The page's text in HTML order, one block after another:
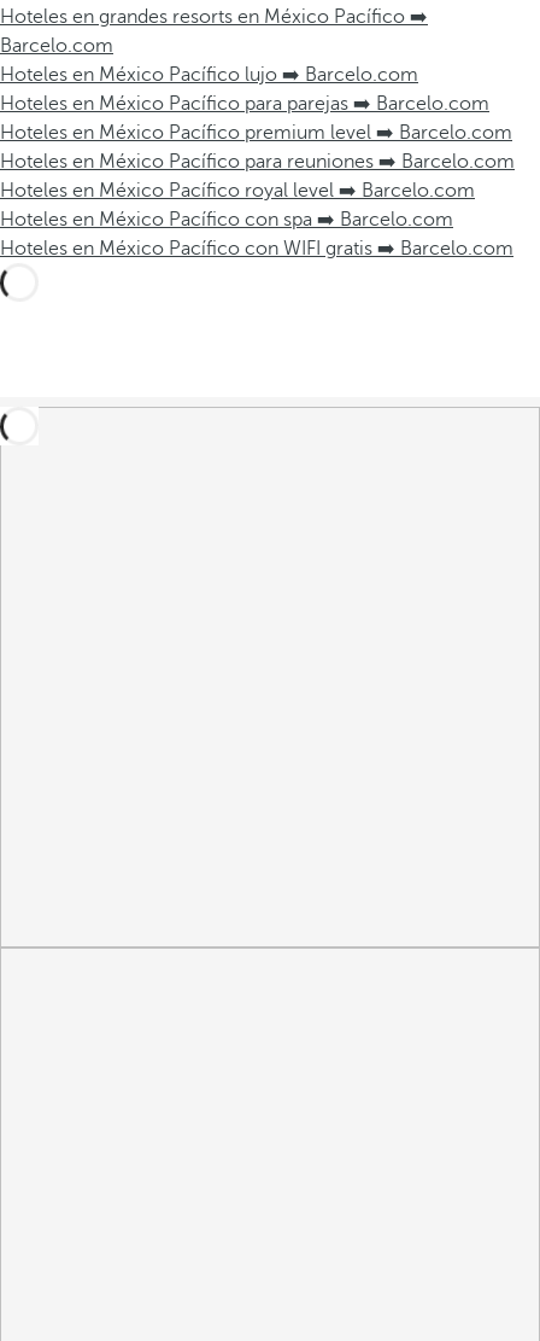
Hoteles en grandes resorts en México Pacífico ➡️
Barcelo.com
Hoteles en México Pacífico lujo ➡️ Barcelo.com
Hoteles en México Pacífico para parejas ➡️ Barcelo.com
Hoteles en México Pacífico premium level ➡️ Barcelo.com
Hoteles en México Pacífico para reuniones ➡️ Barcelo.com
Hoteles en México Pacífico royal level ➡️ Barcelo.com
Hoteles en México Pacífico con spa ➡️ Barcelo.com
Hoteles en México Pacífico con WIFI gratis ➡️ Barcelo.com